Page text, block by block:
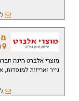
מוצרי אלברט הינה
נייר ואריזות למוסדות,